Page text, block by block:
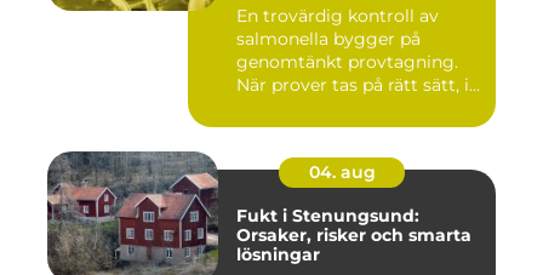
En trovärdig kontroll av
salmonella bygger på
genomtänkt provtagning.
När prover tas på rätt sätt, i...
04. aug
Fukt i Stenungsund:
Orsaker, risker och smarta
lösningar